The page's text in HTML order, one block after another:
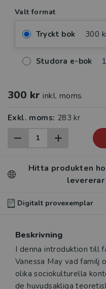
Valt format
Tryckt bok 300
Studora e-bok
300 kr inkl. moms
Exkl. moms: 283 kr
Hitta produkten
Digitalt provexemplar
digitalt provexemplar
Våra digitala
och ger dig tillgång till
att erbjudandet endast
Beskrivning
Beskrivning
I denna introduktion till
Vanessa May vad familj
olika sociokulturella
de huvudsakliga